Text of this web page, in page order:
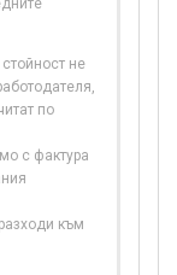
не
по
с фактура
към